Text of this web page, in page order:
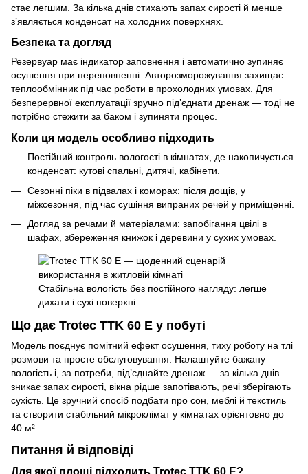
стає легшим. За кілька днів стихають запах сирості й менше
з’являється конденсат на холодних поверхнях.
Безпека та догляд
Резервуар має індикатор заповнення і автоматично зупиняє
осушення при переповненні. Авторозморожування захищає
теплообмінник під час роботи в прохолодних умовах. Для
безперервної експлуатації зручно під’єднати дренаж — тоді не
потрібно стежити за баком і зупиняти процес.
Коли ця модель особливо підходить
Постійний контроль вологості в кімнатах, де накопичується
конденсат: кутові спальні, дитячі, кабінети.
Сезонні піки в підвалах і коморах: після дощів, у
міжсезоння, під час сушіння випраних речей у приміщенні.
Догляд за речами й матеріалами: запобігання цвілі в
шафах, збереження книжок і деревини у сухих умовах.
Стабільна вологість без постійного нагляду: легше
дихати і сухі поверхні.
Що дає Trotec TTK 60 E у побуті
Модель поєднує помітний ефект осушення, тиху роботу на тлі
розмови та просте обслуговування. Налаштуйте бажану
вологість і, за потреби, під’єднайте дренаж — за кілька днів
зникає запах сирості, вікна рідше запотівають, речі зберігають
сухість. Це зручний спосіб подбати про сон, меблі й текстиль
та створити стабільний мікроклімат у кімнатах орієнтовно до
40 м².
Питання й відповіді